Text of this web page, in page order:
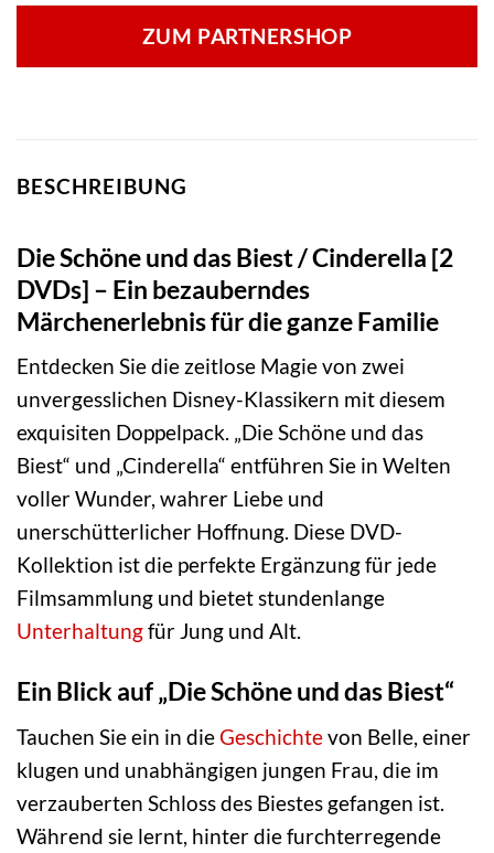
ZUM PARTNERSHOP
BESCHREIBUNG
Die Schöne und das Biest / Cinderella [2
DVDs] – Ein bezauberndes
Märchenerlebnis für die ganze Familie
Entdecken Sie die zeitlose Magie von zwei
unvergesslichen Disney-Klassikern mit diesem
exquisiten Doppelpack. „Die Schöne und das
Biest“ und „Cinderella“ entführen Sie in Welten
voller Wunder, wahrer Liebe und
unerschütterlicher Hoffnung. Diese DVD-
Kollektion ist die perfekte Ergänzung für jede
Filmsammlung und bietet stundenlange
Unterhaltungfür Jung und Alt.
Ein Blick auf „Die Schöne und das Biest“
Tauchen Sie ein in dieGeschichtevon Belle, einer
klugen und unabhängigen jungen Frau, die im
verzauberten Schloss des Biestes gefangen ist.
Während sie lernt, hinter die furchterregende